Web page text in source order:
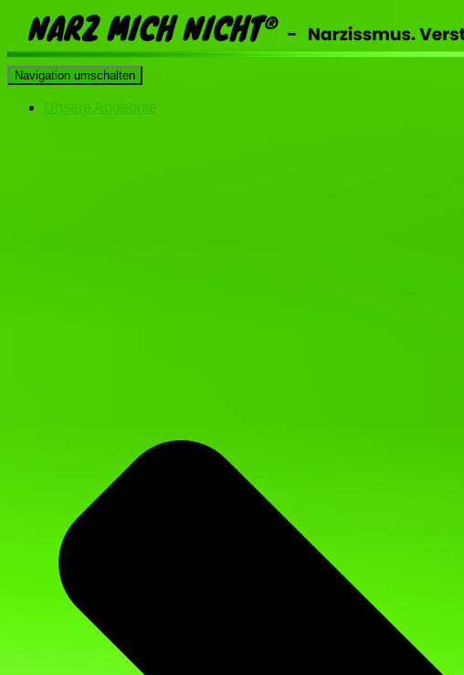
Navigation umschalten
Unsere Angebote